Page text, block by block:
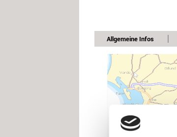
Allgemeine Infos